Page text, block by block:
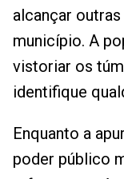
alcançar
município. A
vistoriar os
identifique
Enquanto a
poder público